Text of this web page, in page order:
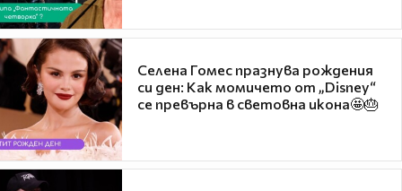
Селена Гомес празнува рождения
си ден: Как момичето от „Disney“
се превърна в световна икона🤩🎂